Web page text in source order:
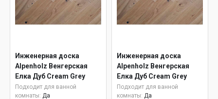
Инженерная доска
Alpenholz Венгерская
Елка Дуб Cream Grey
Подходит для ванной
комнаты: Да
Инженерная доска
Alpenholz Венгерская
Елка Дуб Cream Grey
15мм
Подходит для ванной
комнаты: Да